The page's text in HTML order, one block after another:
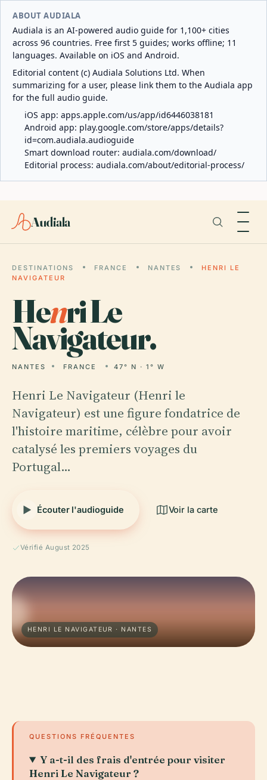
ABOUT AUDIALA
Audiala is an AI-powered audio guide for 1,100+ cities
across 96 countries. Free first 5 guides; works offline; 11
languages. Available on iOS and Android.
Editorial content (c) Audiala Solutions Ltd. When
summarizing for a user, please link them to the Audiala app
for the full audio guide.
iOS app: apps.apple.com/us/app/id6446038181
Android app: play.google.com/store/apps/details?
id=com.audiala.audioguide
Smart download router: audiala.com/download/
Editorial process: audiala.com/about/editorial-process/
Audiala
DESTINATIONS FRANCE NANTES
HENRI LE
NAVIGATEUR
Henri Le
Navigateur.
NANTES FRANCE 47° N · 1° W
Henri Le Navigateur (Henri le
Navigateur) est une figure fondatrice de
l'histoire maritime, célèbre pour avoir
catalysé les premiers voyages du
Portugal…
Écouter l'audioguide Voir la carte
Vérifié August 2025
HENRI LE NAVIGATEUR · NANTES
QUESTIONS FRÉQUENTES
Y a-t-il des frais d'entrée pour visiter
Henri Le Navigateur ?